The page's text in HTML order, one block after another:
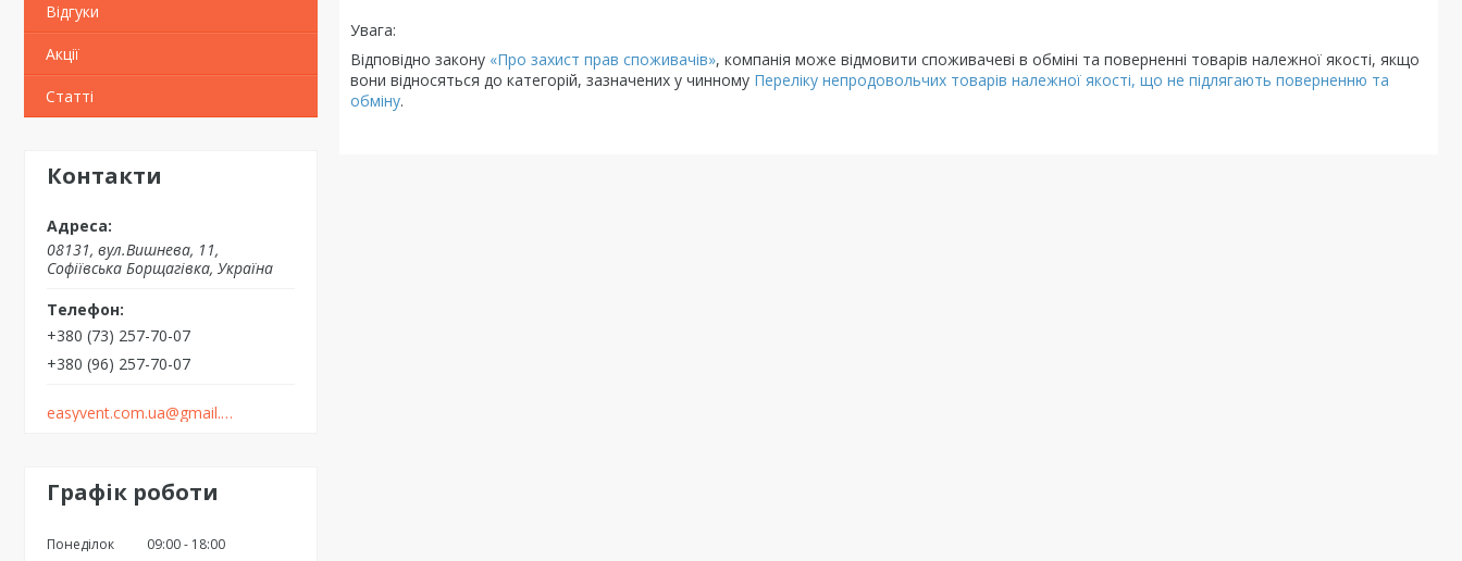
Відгуки
Акції
Статті
Контакти
08131, вул.Вишнева, 11,
Софіївська Борщагівка, Україна
+380 (73) 257-70-07
+380 (96) 257-70-07
easyvent.com.ua@gmail.com
Графік роботи
Понеділок 09:00
18:00
Увага:
Відповідно закону «Про захист прав споживачів», компанія може відмовити споживачеві в обміні та поверненні товарів належної якості, якщо
вони відносяться до категорій, зазначених у чинному Переліку непродовольчих товарів належної якості, що не підлягають поверненню та
обміну.